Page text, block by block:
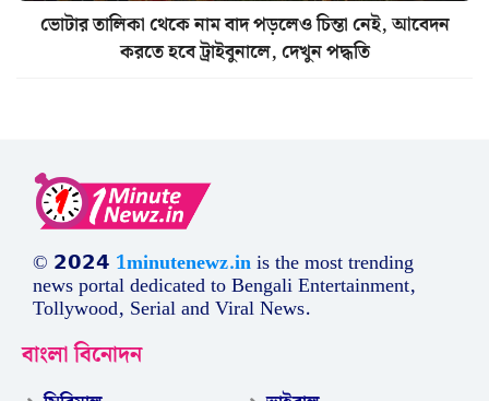
ভোটার তালিকা থেকে নাম বাদ পড়লেও চিন্তা নেই, আবেদন
করতে হবে ট্রাইবুনালে, দেখুন পদ্ধতি
© 𝟮𝟬𝟮𝟰 1minutenewz.inis the most trending
news portal dedicated to Bengali Entertainment,
Tollywood, Serial and Viral News.
বাংলা বিনোদন